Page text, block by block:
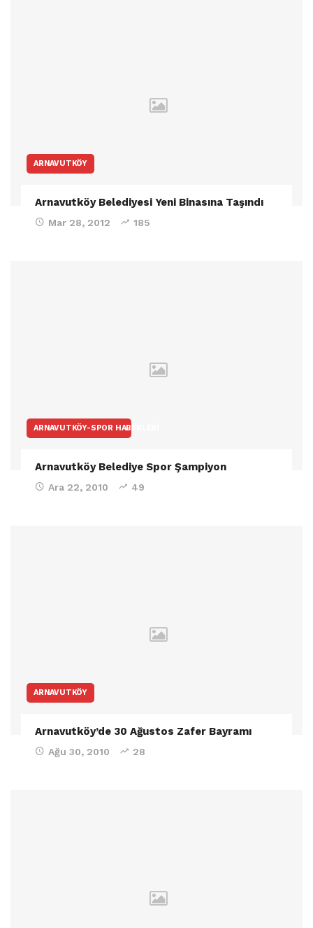
ARNAVUTKÖY
Arnavutköy Belediyesi Yeni Binasına Taşındı
Mar 28, 2012 185
ARNAVUTKÖY-SPOR HABERLERI
Arnavutköy Belediye Spor Şampiyon
Ara 22, 2010 49
ARNAVUTKÖY
Arnavutköy’de 30 Ağustos Zafer Bayramı
Ağu 30, 2010 28